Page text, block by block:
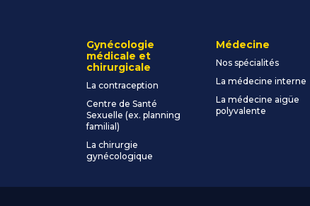
Gynécologie
médicale et
chirurgicale
La contraception
Centre de Santé
Sexuelle (ex. planning
familial)
La chirurgie
gynécologique
Médecine
Nos spécialités
La médecine interne
La médecine aigüe
polyvalente